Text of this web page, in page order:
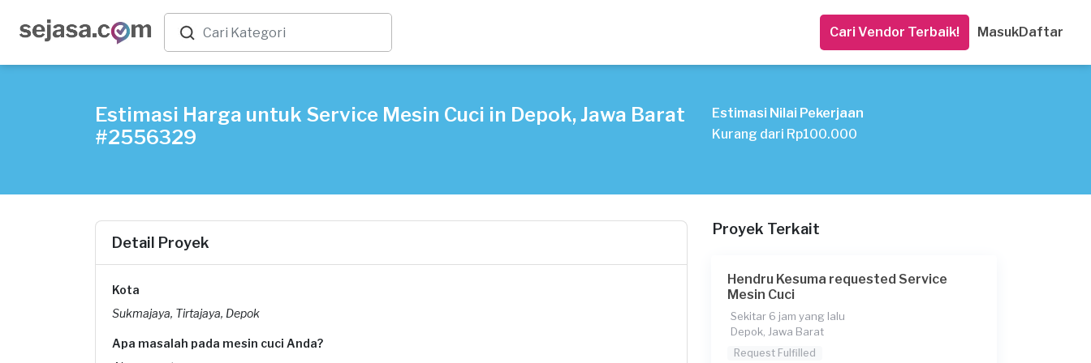
Cari Vendor Terbaik! MasukDaftar
Estimasi Harga untuk Service Mesin Cuci in Depok, Jawa Barat
#2556329
Estimasi Nilai Pekerjaan
Kurang dari Rp100.000
Detail Proyek
Kota
Sukmajaya, Tirtajaya, Depok
Apa masalah pada mesin cuci Anda?
Proyek Terkait
Hendru Kesuma requested Service
Mesin Cuci
Sekitar 6 jam yang lalu
Depok, Jawa Barat
Request Fulfilled